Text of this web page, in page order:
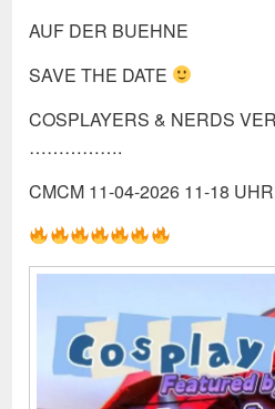
AUF DER BUEHNE
SAVE THE DATE
COSPLAYERS & NERDS
…………….
CMCM 11-04-2026 11-18 UHR